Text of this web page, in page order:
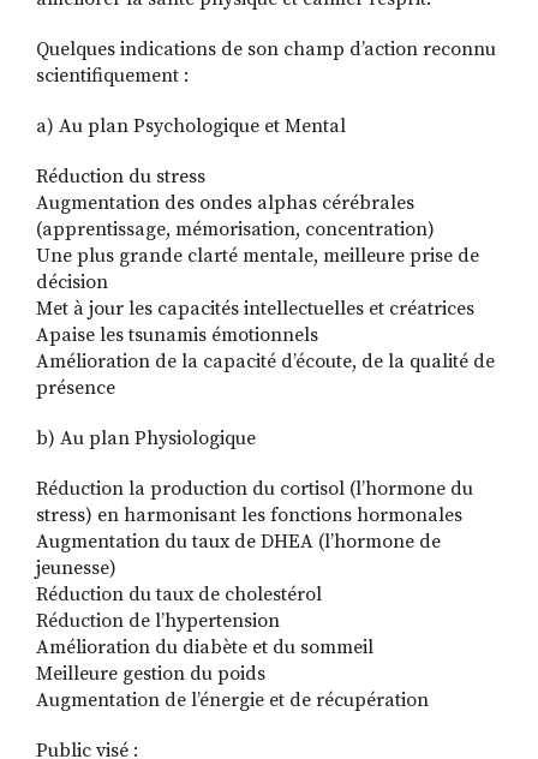
Quelques indications de son champ d’action reconnu
scientifiquement :
a) Au plan Psychologique et Mental
Réduction du stress
Augmentation des ondes alphas cérébrales
(apprentissage, mémorisation, concentration)
Une plus grande clarté mentale, meilleure prise de
décision
Met à jour les capacités intellectuelles et créatrices
Apaise les tsunamis émotionnels
Amélioration de la capacité d’écoute, de la qualité de
présence
b) Au plan Physiologique
Réduction la production du cortisol (l’hormone du
stress) en harmonisant les fonctions hormonales
Augmentation du taux de DHEA (l’hormone de
jeunesse)
Réduction du taux de cholestérol
Réduction de l’hypertension
Amélioration du diabète et du sommeil
Meilleure gestion du poids
Augmentation de l’énergie et de récupération
Public visé :